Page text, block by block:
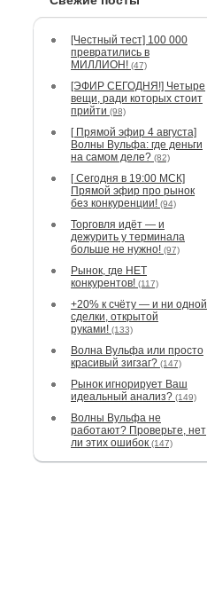
[Честный тест] 100 000
превратились в
МИЛЛИОН! (47)
[ЭФИР СЕГОДНЯ!] Четыре
вещи, ради которых стоит
прийти (98)
[ Прямой эфир 4 августа]
Волны Вульфа: где деньги
на самом деле? (82)
[ Сегодня в 19:00 МСК]
Прямой эфир про рынок
без конкуренции! (94)
Торговля идёт — и
дежурить у терминала
больше не нужно! (97)
Рынок, где НЕТ
конкурентов! (117)
+20% к счёту — и ни одной
сделки, открытой
руками! (133)
Волна Вульфа или просто
красивый зигзаг? (147)
Рынок игнорирует Ваш
идеальный анализ? (149)
Волны Вульфа не
работают? Проверьте, нет
ли этих ошибок (147)